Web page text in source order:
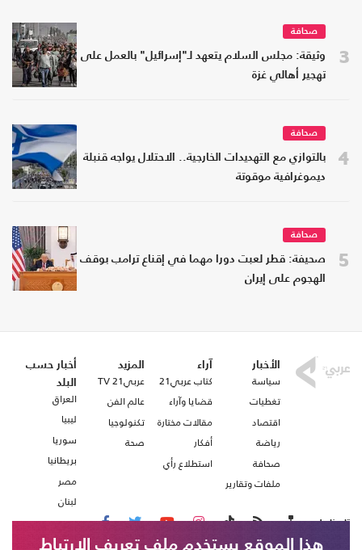
3
صحافة
وثيقة: مجلس السلام يتعهد لـ"إسرائيل" بالعمل على
تهجير أهالي غزة
4
صحافة
بالتوازي مع التهديدات الخارجية.. الاحتلال يواجه قنبلة
ديموغرافية موقوتة
5
صحافة
صحيفة: قطر لعبت دورا مهما في إقناع ترامب بوقف
الهجوم على إيران
الأخبار
سياسة
تغطيات
اقتصاد
رياضة
صحافة
ملفات وتقارير
آراء
كتاب عربي21
قضايا وآراء
مقالات مختارة
أفكار
استطلاع رأي
المزيد
عربي21 TV
عالم الفن
تكنولوجيا
صحة
أخبار حسب
البلد
العراق
ليبيا
سوريا
بريطانيا
مصر
لبنان
تابعنا على
هذا الموقع يستخدم ملف تعريف الارتباط